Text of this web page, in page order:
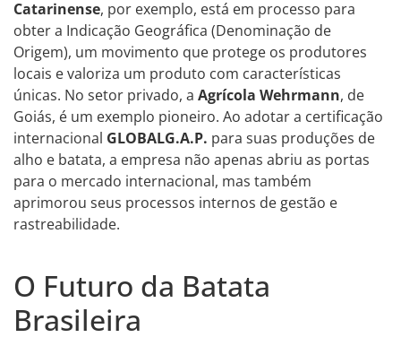
Catarinense, por exemplo, está em processo para
obter a Indicação Geográfica (Denominação de
Origem), um movimento que protege os produtores
locais e valoriza um produto com características
únicas. No setor privado, a Agrícola Wehrmann, de
Goiás, é um exemplo pioneiro. Ao adotar a certificação
internacional GLOBALG.A.P. para suas produções de
alho e batata, a empresa não apenas abriu as portas
para o mercado internacional, mas também
aprimorou seus processos internos de gestão e
rastreabilidade.
O Futuro da Batata
Brasileira